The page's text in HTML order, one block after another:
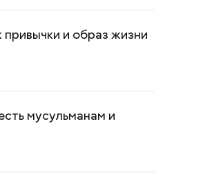
привычки и образ жизни
мусульманам и